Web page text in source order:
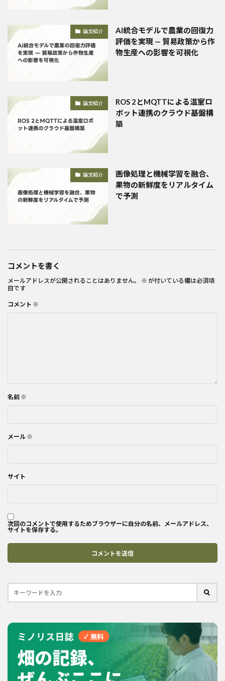
論文紹介
AI統合モデルで農業の回復力
評価を実現 — 貿易政策から作
物生産への影響を可視化
論文紹介
ROS 2とMQTTによる温室ロ
ボット連携のクラウド基盤構
築
論文紹介
画像処理と機械学習を融合、
果物の新鮮度をリアルタイム
で予測
コメントを書く
メールアドレスが公開されることはありません。 ※ が付いている欄は必須項
目です
コメント ※
名前 ※
メール ※
サイト
次回のコメントで使用するためブラウザーに自分の名前、メールアドレス、
サイトを保存する。